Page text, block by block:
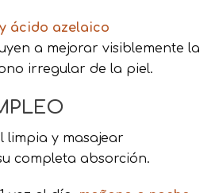
ácido azelaico
a mejorar visiblemente la
irregular de la piel.
limpia y masajear
completa absorción.